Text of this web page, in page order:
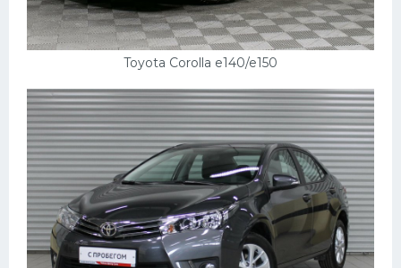
Toyota Corolla e140/e150
Хавал
Кавасаки
Инфинити
ЛУАЗ
Фиат
Ситроен
Субару
Опель